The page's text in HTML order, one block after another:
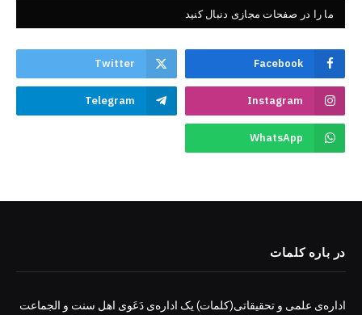
ما را در صفحات مجازی دنبال کنید
Facebook
Twitter
Instagram
Telegram
WhatsApp
در باره کلمات
اداره‌ی علمی و تحقیقاتی(کلمات) یک اداره‌ی دَعَوی اهل سنت و الجماعت